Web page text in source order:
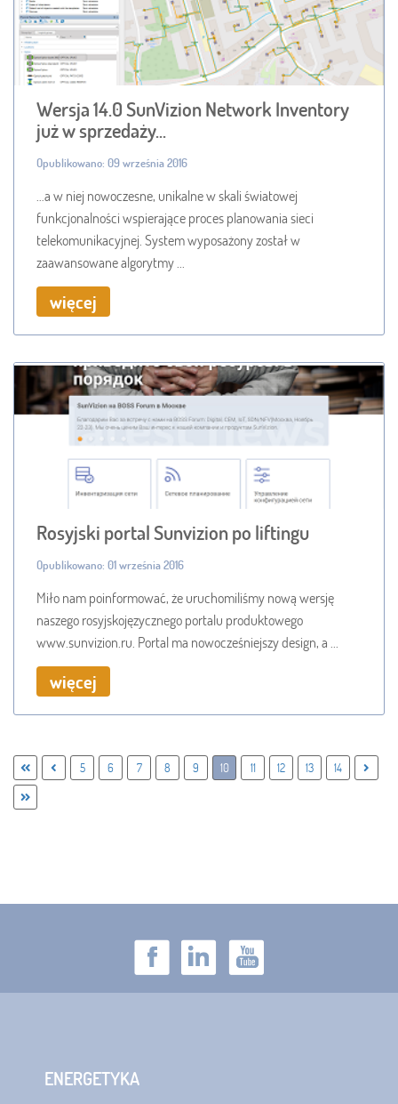
Wersja 14.0 SunVizion Network Inventory
już w sprzedaży...
Opublikowano: 09 września 2016
…a w niej nowoczesne, unikalne w skali światowej
funkcjonalności wspierające proces planowania sieci
telekomunikacyjnej. System wyposażony został w
zaawansowane algorytmy ...
więcej
Rosyjski portal Sunvizion po liftingu
Opublikowano: 01 września 2016
Miło nam poinformować, że uruchomiliśmy nową wersję
naszego rosyjskojęzycznego portalu produktowego
www.sunvizion.ru. Portal ma nowocześniejszy design, a ...
więcej
5 6 7 8 9 10 11 12 13 14
ENERGETYKA